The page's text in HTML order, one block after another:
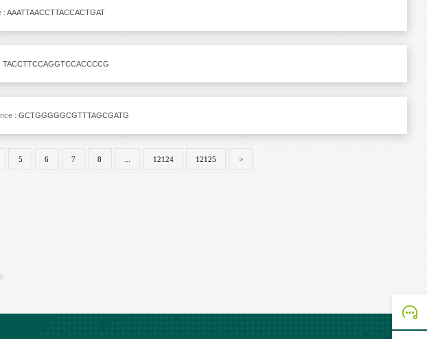
: AAATTAACCTTACCACTGAT
TACCTTCCAGGTCCACCCCG
: GCTGGGGGCGTTTAGCGATG
5 6 7 8 12124 12125 >